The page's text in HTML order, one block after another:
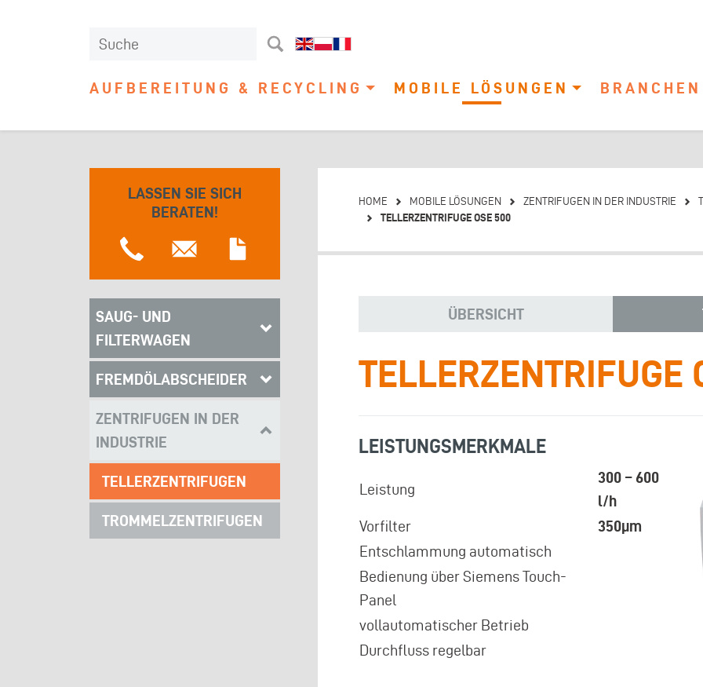
AUFBEREITUNG & RECYCLING MOBILE LÖSUNGEN BRANCHEN
HOME MOBILE LÖSUNGEN ZENTRIFUGEN IN DER INDUSTRIE
TELLERZENTRIFUGE OSE 500
ÜBERSICHT
TELLERZENTRIFUGE
LEISTUNGSMERKMALE
Leistung
300 – 600
l/h
Vorfilter
350µm
Entschlammung automatisch
Bedienung über Siemens Touch-
Panel
vollautomatischer Betrieb
Durchfluss regelbar
SAUG- UND
FILTERWAGEN
FREMDÖLABSCHEIDER
ZENTRIFUGEN IN DER
INDUSTRIE
TELLERZENTRIFUGEN
TROMMELZENTRIFUGEN
LASSEN SIE SICH
BERATEN!